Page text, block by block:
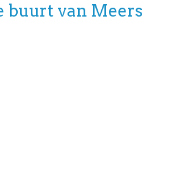
buurt van Meers